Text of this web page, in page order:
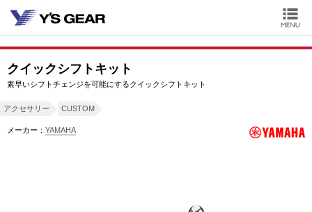
クイックシフトキット
素早いシフトチェンジを可能にするクイックシフトキット
アクセサリー CUSTOM
メーカー： YAMAHA